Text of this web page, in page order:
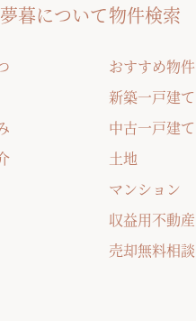
暮について物件検索
おすすめ物件
新築一戸建て
中古一戸建て
土地
マンション
収益用不動産
売却無料相談